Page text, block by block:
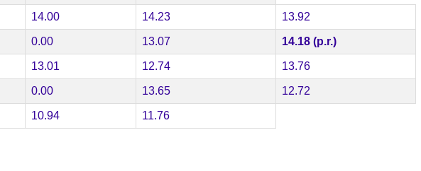
14.00 14.23 13.92
0.00 13.07 14.18 (p.r.)
13.01 12.74 13.76
0.00 13.65 12.72
10.94 11.76